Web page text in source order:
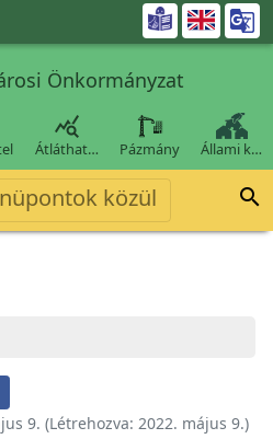

Önkormányzat

Átláthat… Pázmány Állami k…
közül 
9. (Létrehozva: 2022. május 9.)